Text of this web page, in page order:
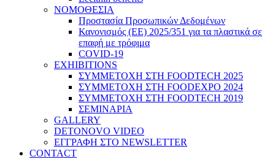
ΝΟΜΟΘΕΣΙΑ
Προστασία Προσωπικών Δεδομένων
Κανονισμός (ΕΕ) 2025/351 για τα πλαστικά σε
επαφή με τρόφιμα
COVID-19
EXHIBITIONS
ΣΥΜΜΕΤΟΧΗ ΣΤΗ FOODTECH 2025
ΣΥΜΜΕΤΟΧΗ ΣΤΗ FOODEXPO 2024
ΣΥΜΜΕΤΟΧΗ ΣΤΗ FOODTECH 2019
ΣΕΜΙΝΑΡΙΑ
GALLERY
DETONOVO VIDEO
ΕΓΓΡΑΦΗ ΣΤΟ NEWSLETTER
CONTACT